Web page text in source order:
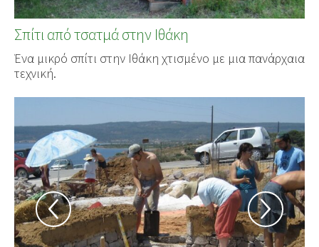
Σπίτι από τσατμά στην Ιθάκη
Ένα μικρό σπίτι στην Ιθάκη χτισμένο με μια πανάρχαια
τεχνική.